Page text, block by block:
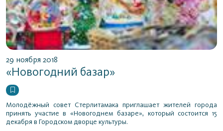
29 ноября 2018
«Новогодний базар»
Молодёжный совет Стерлитамака приглашает жителей города
принять участие в «Новогоднем базаре», который состоится 15
декабря в Городском дворце культуры.